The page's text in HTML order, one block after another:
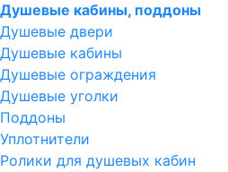
Душевые кабины, поддоны
Душевые двери
Душевые кабины
Душевые ограждения
Душевые уголки
Поддоны
Уплотнители
Ролики для душевых кабин